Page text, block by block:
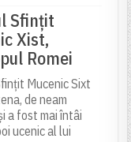
Sfințit
Xist,
Romei
Mucenic Sixt
de neam
a fost mai întâi
ucenic al lui